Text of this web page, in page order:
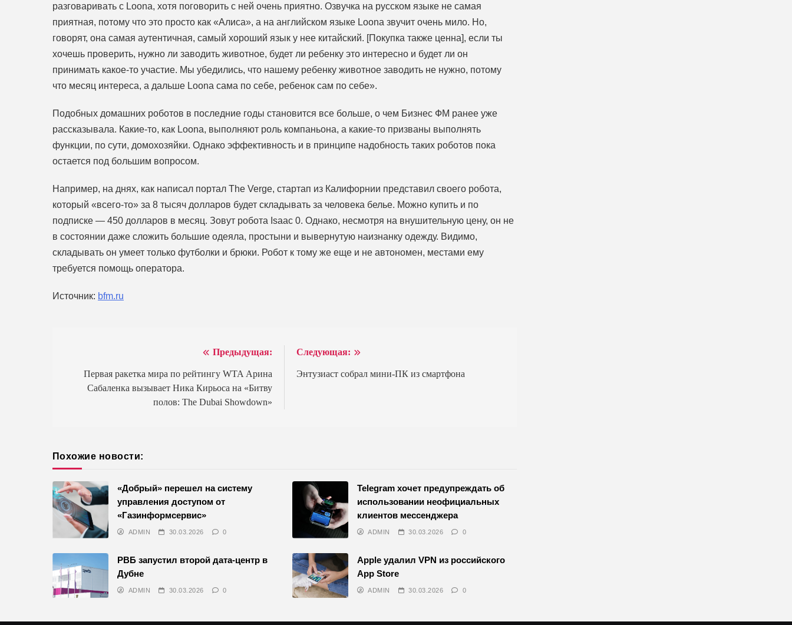
разговаривать с Loona, хотя поговорить с ней очень приятно. Озвучка на русском языке не самая
приятная, потому что это просто как «Алиса», а на английском языке Loona звучит очень мило. Но,
говорят, она самая аутентичная, самый хороший язык у нее китайский. [Покупка также ценна], если ты
хочешь проверить, нужно ли заводить животное, будет ли ребенку это интересно и будет ли он
принимать какое-то участие. Мы убедились, что нашему ребенку животное заводить не нужно, потому
что месяц интереса, а дальше Loona сама по себе, ребенок сам по себе».
Подобных домашних роботов в последние годы становится все больше, о чем Бизнес ФМ ранее уже
рассказывала. Какие-то, как Loona, выполняют роль компаньона, а какие-то призваны выполнять
функции, по сути, домохозяйки. Однако эффективность и в принципе надобность таких роботов пока
остается под большим вопросом.
Например, на днях, как написал портал The Verge, стартап из Калифорнии представил своего робота,
который «всего-то» за 8 тысяч долларов будет складывать за человека белье. Можно купить и по
подписке — 450 долларов в месяц. Зовут робота Isaac 0. Однако, несмотря на внушительную цену, он не
в состоянии даже сложить большие одеяла, простыни и вывернутую наизнанку одежду. Видимо,
складывать он умеет только футболки и брюки. Робот к тому же еще и не автономен, местами ему
требуется помощь оператора.
Источник: bfm.ru
Предыдущая:
Первая ракетка мира по рейтингу WTA Арина
Сабаленка вызывает Ника Кирьоса на «Битву
полов: The Dubai Showdown»
Следующая:
Энтузиаст собрал мини-ПК из смартфона
Похожие новости:
«Добрый» перешел на систему
управления доступом от
«Газинформсервис»
ADMIN 30.03.2026 0
Telegram хочет предупреждать об
использовании неофициальных
клиентов мессенджера
ADMIN 30.03.2026 0
РВБ запустил второй дата-центр в
Дубне
ADMIN 30.03.2026 0
Apple удалил VPN из российского
App Store
ADMIN 30.03.2026 0